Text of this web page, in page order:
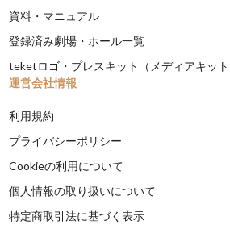
資料・マニュアル
登録済み劇場・ホール一覧
teketロゴ・プレスキット（メディアキット
運営会社情報
利用規約
プライバシーポリシー
Cookieの利用について
個人情報の取り扱いについて
特定商取引法に基づく表示